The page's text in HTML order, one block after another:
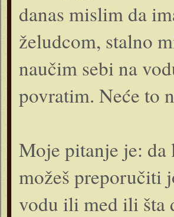
danas mislim da
želudcom, stalno
naučim sebi na
povratim. Neće to
Moje pitanje je: da
možeš preporučiti
vodu ili med ili šta